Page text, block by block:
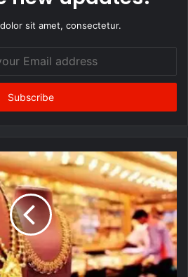
sit amet, consectetur.